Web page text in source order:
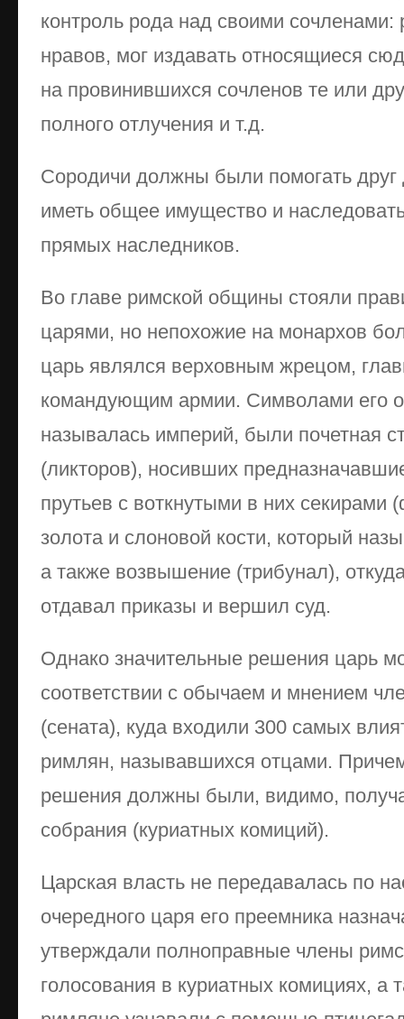
контроль рода над своими сочленами:
нравов, мог издавать относящиеся
на провинившихся сочленов те или
полного отлучения и т.д.
Сородичи должны были помогать друг
иметь общее имущество и наследовать
прямых наследников.
Во главе римской общины стояли
царями, но непохожие на монархов
царь являлся верховным жрецом,
командующим армии. Символами его
называлась империй, были почетная
(ликторов), носивших
прутьев с воткнутыми в них секирами
золота и слоновой кости, который
а также возвышение (трибунал),
отдавал приказы и вершил суд.
Однако значительные решения царь
соответствии с обычаем и мнением
(сената), куда входили 300 самых
римлян, называвшихся отцами.
решения должны были, видимо,
собрания (куриатных комиций).
Царская власть не передавалась по
очередного царя его преемника
утверждали полноправные члены
голосования в куриатных комициях, а